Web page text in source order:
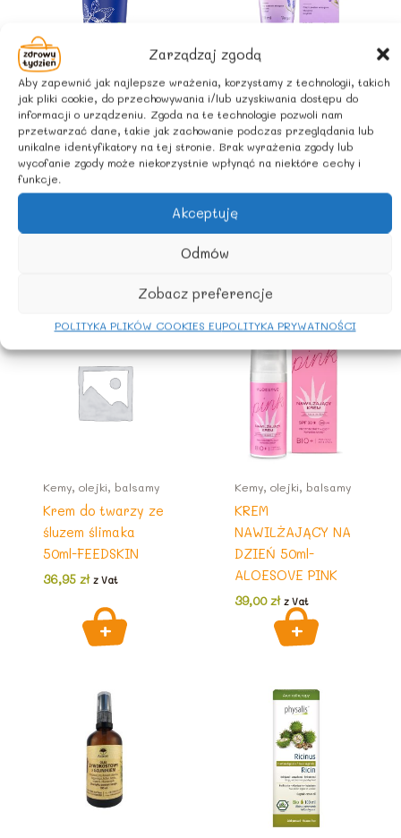
Zarządzaj zgodą
Aby zapewnić jak najlepsze wrażenia, korzystamy z technologii, takich
jak pliki cookie, do przechowywania i/lub uzyskiwania dostępu do
informacji o urządzeniu. Zgoda na te technologie pozwoli nam
przetwarzać dane, takie jak zachowanie podczas przeglądania lub
unikalne identyfikatory na tej stronie. Brak wyrażenia zgody lub
wycofanie zgody może niekorzystnie wpłynąć na niektóre cechy i
funkcje.
Akceptuję
Odmów
Zobacz preferencje
POLITYKA PLIKÓW COOKIES EUPOLITYKA PRYWATNOŚCI
Kemy, olejki, balsamy
KREM DO RĄK
INTENSYWNA
NAPRAWA MASŁO
SHEA I OLEJEK
MACADAMIA ECO
KREM DO TWARZY
NA DZIEŃ 50ml –
BIOLAVEN
29,70zł z Vat
Kemy, olejki, balsamy
Krem do twarzy ze
śluzem ślimaka
50ml-FEEDSKIN
36,95 zł z Vat
Kemy, olejki, balsamy
KREM
NAWILŻAJĄCY NA
DZIEŃ 50ml-
ALOESOVE PINK
39,00zł z Vat